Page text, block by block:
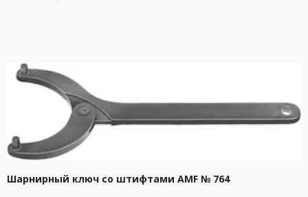
Шарнирный ключ со штифтами AMF № 764